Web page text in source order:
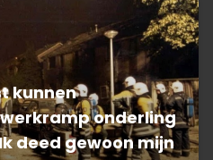
kunnen
onderling
deed gewoon mijn